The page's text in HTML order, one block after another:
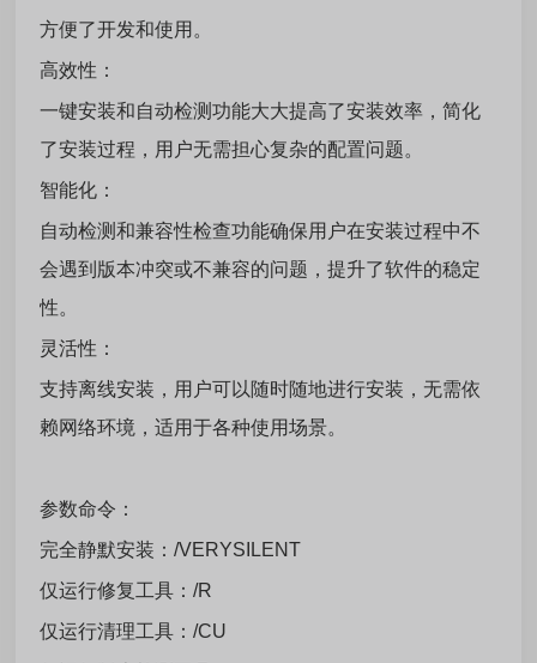
方便了开发和使用。
高效性：
一键安装和自动检测功能大大提高了安装效率，简化
了安装过程，用户无需担心复杂的配置问题。
智能化：
自动检测和兼容性检查功能确保用户在安装过程中不
会遇到版本冲突或不兼容的问题，提升了软件的稳定
性。
灵活性：
支持离线安装，用户可以随时随地进行安装，无需依
赖网络环境，适用于各种使用场景。
参数命令：
完全静默安装：/VERYSILENT
仅运行修复工具：/R
仅运行清理工具：/CU